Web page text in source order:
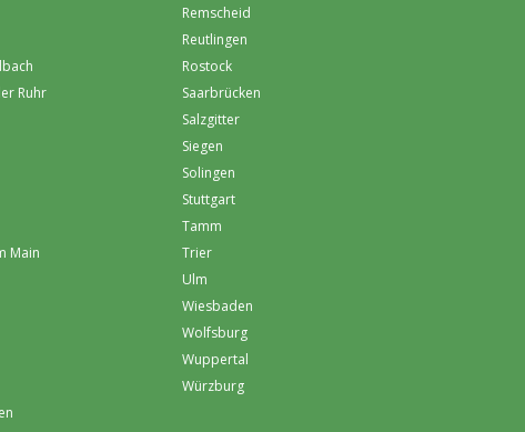
Ruhr
Main
Remscheid
Reutlingen
Rostock
Saarbrücken
Salzgitter
Siegen
Solingen
Stuttgart
Tamm
Trier
Ulm
Wiesbaden
Wolfsburg
Wuppertal
Würzburg